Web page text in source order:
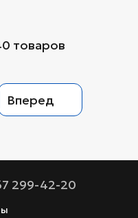
товаров
Вперед
299-42-20